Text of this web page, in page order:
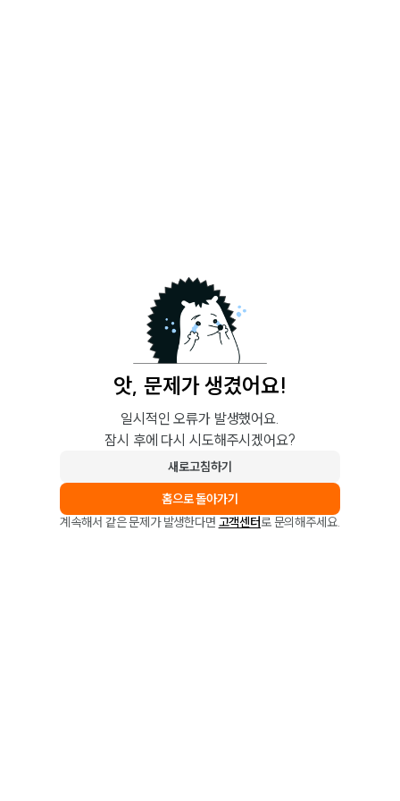
앗, 문제가 생겼어요!
일시적인 오류가 발생했어요.
잠시 후에 다시 시도해주시겠어요?
새로고침하기
홈으로 돌아가기
계속해서 같은 문제가 발생한다면 고객센터로 문의해주세요.